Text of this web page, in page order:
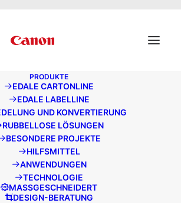
PRODUKTE
EDALE CARTONLINE
EDALE LABELLINE
UND KONVERTIERUNG
RUBBELLOSE LÖSUNGEN
BESONDERE PROJEKTE
HILFSMITTEL
ANWENDUNGEN
TECHNOLOGIE
MASSGESCHNEIDERT
DESIGN-BERATUNG
ERWEITERT
DUBAI, VAE
PRESSEINFORMATION | UNTER
and any questions.